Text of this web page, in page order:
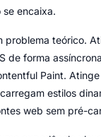
encaixa.
problema teórico.
de forma
Paint.
estilos
web sem pré-